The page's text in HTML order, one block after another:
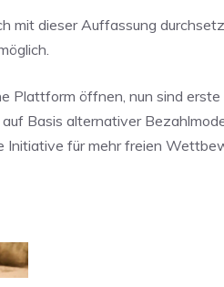
mit dieser Auffassung
Plattform öffnen, nun sind
Basis alternativer
Initiative für mehr freien